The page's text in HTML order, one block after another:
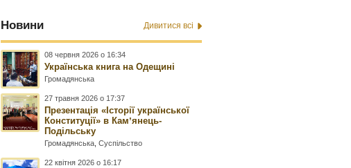
Новини Дивитися всі
08 червня 2026 о 16:34
Українська книга на Одещині
Громадянська
27 травня 2026 о 17:37
Презентація «Історії української
Конституції» в Камʼянець-
Подільську
Громадянська ,Суспільство
22 квітня 2026 о 16:17